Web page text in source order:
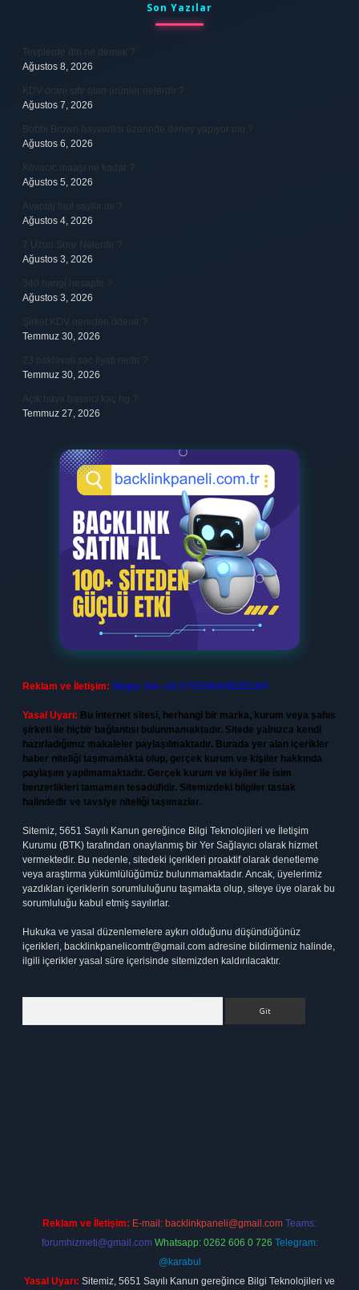
Son Yazılar
Teyplerde din ne demek ?
Ağustos 8, 2026
KDV oranı sıfır olan ürünler nelerdir ?
Ağustos 7, 2026
Bobbi Brown hayvanlar üzerinde deney yapıyor mu ?
Ağustos 6, 2026
Kovacic maaşı ne kadar ?
Ağustos 5, 2026
Avantaj faul sayılır mı ?
Ağustos 4, 2026
7 Uzun Sure Nelerdir ?
Ağustos 3, 2026
340 hangi hesaptır ?
Ağustos 3, 2026
Şirket KDV nereden ödenir ?
Temmuz 30, 2026
23 baklavalı sac fiyatı nedir ?
Temmuz 30, 2026
Açık hava basıncı kaç hg ?
Temmuz 27, 2026
Reklam ve İletişim: Skype: live:.cid.575569c608265c69
Yasal Uyarı: Bu internet sitesi, herhangi bir marka, kurum veya şahıs
şirketi ile hiçbir bağlantısı bulunmamaktadır. Sitede yalnızca kendi
hazırladığımız makaleler paylaşılmaktadır. Burada yer alan içerikler
haber niteliği taşımamakta olup, gerçek kurum ve kişiler hakkında
paylaşım yapılmamaktadır. Gerçek kurum ve kişiler ile isim
benzerlikleri tamamen tesadüfidir. Sitemizdeki bilgiler taslak
halindedir ve tavsiye niteliği taşımazlar.
Sitemiz, 5651 Sayılı Kanun gereğince Bilgi Teknolojileri ve İletişim
Kurumu (BTK) tarafından onaylanmış bir Yer Sağlayıcı olarak hizmet
vermektedir. Bu nedenle, sitedeki içerikleri proaktif olarak denetleme
veya araştırma yükümlülüğümüz bulunmamaktadır. Ancak, üyelerimiz
yazdıkları içeriklerin sorumluluğunu taşımakta olup, siteye üye olarak bu
sorumluluğu kabul etmiş sayılırlar.
Hukuka ve yasal düzenlemelere aykırı olduğunu düşündüğünüz
içerikleri, backlinkpanelicomtr@gmail.com adresine bildirmeniz halinde,
ilgili içerikler yasal süre içerisinde sitemizden kaldırılacaktır.
Reklam ve İletişim: E-mail: backlinkpaneli@gmail.com Teams:
forumhizmeti@gmail.com Whatsapp: 0262 606 0 726 Telegram:
@karabul
Yasal Uyarı: Sitemiz, 5651 Sayılı Kanun gereğince Bilgi Teknolojileri ve